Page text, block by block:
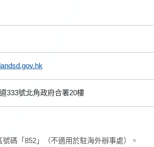
333號北角政府合署20樓
碼「852」（不適用於駐海外辦事處）。